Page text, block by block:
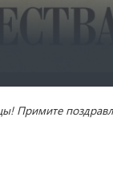
Примите